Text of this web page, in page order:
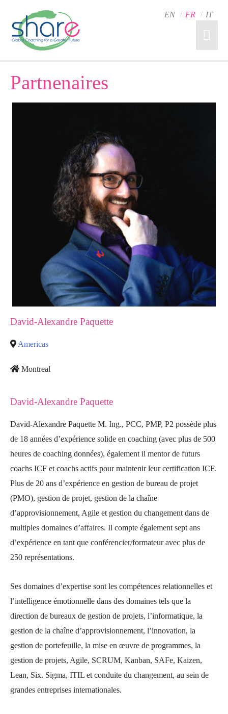
EN FR IT
Partnenaires
David-Alexandre Paquette
Americas
Montreal
David-Alexandre Paquette
David-Alexandre Paquette M. Ing., PCC, PMP, P2 possède plus
de 18 années d’expérience solide en coaching (avec plus de 500
heures de coaching données), également il mentor de futurs
coachs ICF et coachs actifs pour maintenir leur certification ICF.
Plus de 20 ans d’expérience en gestion de bureau de projet
(PMO), gestion de projet, gestion de la chaîne
d’approvisionnement, Agile et gestion du changement dans de
multiples domaines d’affaires. Il compte également sept ans
d’expérience en tant que conférencier/formateur avec plus de
250 représentations.
Ses domaines d’expertise sont les compétences relationnelles et
l’intelligence émotionnelle dans des domaines tels que la
direction de bureaux de gestion de projets, l’informatique, la
gestion de la chaîne d’approvisionnement, l’innovation, la
gestion de portefeuille, la mise en œuvre de programmes, la
gestion de projets, Agile, SCRUM, Kanban, SAFe, Kaizen,
Lean, Six. Sigma, ITIL et conduite du changement, au sein de
grandes entreprises internationales.